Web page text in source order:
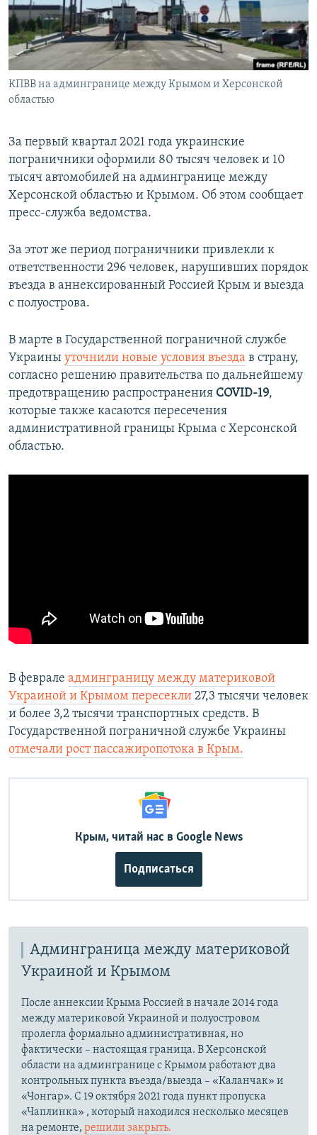
ПОБЕДИТЕЛЕЙ НЕ СУДЯТ?
КРЫМ.НЕПОКОРЕННЫЙ
УКРАИНСКАЯ ПРОБЛЕМА КРЫМА
ПРИСОЕДИНЯЙТЕСЬ!
КПВВ на админгранице между Крымом и Херсонской
областью
За первый квартал 2021 года украинские
пограничники оформили 80 тысяч человек и 10
тысяч автомобилей на админгранице между
Херсонской областью и Крымом. Об этом сообщает
пресс-служба ведомства.
За этот же период пограничники привлекли к
ответственности 296 человек, нарушивших порядок
въезда в аннексированный Россией Крым и выезда
с полуострова.
В марте в Государственной пограничной службе
Украины уточнили новые условия въезда в страну,
согласно решению правительства по дальнейшему
предотвращению распространения COVID-19,
которые также касаются пересечения
административной границы Крыма с Херсонской
областью.
В феврале админграницу между материковой
Украиной и Крымом пересекли 27,3 тысячи человек
и более 3,2 тысячи транспортных средств. В
Государственной пограничной службе Украины
отмечали рост пассажиропотока в Крым.
Крым, читай нас в Google News
Подписаться
Админграница между материковой
Украиной и Крымом
После аннексии Крыма Россией в начале 2014 года
между материковой Украиной и полуостровом
пролегла формально административная, но
фактически – настоящая граница. В Херсонской
области на админгранице с Крымом работают два
контрольных пункта въезда/выезда – «Каланчак» и
«Чонгар». С 19 октября 2021 года пункт пропуска
«Чаплинка» , который находился несколько месяцев
на ремонте, решили закрыть.